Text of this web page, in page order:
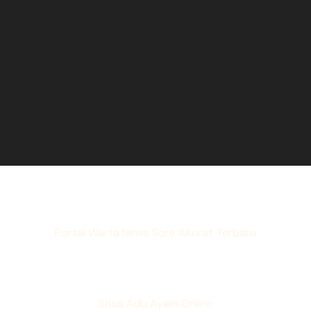
Portal Warta News Sore Akurat Terbaru
Situs Adu Ayam Online